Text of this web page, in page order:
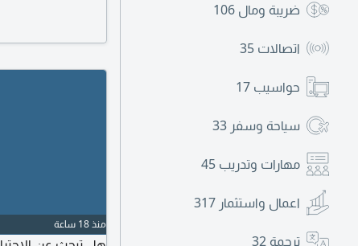
ضريبة ومال 106
اتصالات 35
حواسيب 17
سياحة وسفر 33
مهارات وتدريب 45
اعمال واستثمار 317
ترجمة 32
منذ 18 ساعة